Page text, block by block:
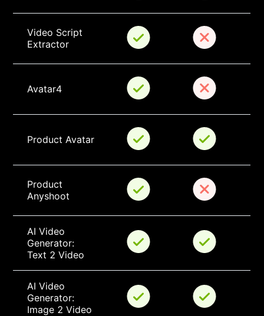
Video Script
Extractor
Avatar4
Product Avatar
Product
Anyshoot
AI Video
Generator:
Text 2 Video
AI Video
Generator:
Image 2 Video